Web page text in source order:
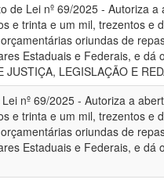
de Lei nº 69/2025 - Autoriza
e trinta e um mil, trezentos e
oriundas de
Estaduais e Federais, e dá
JUSTIÇA, LEGISLAÇÃO E
nº 69/2025 - Autoriza a
e trinta e um mil, trezentos e
oriundas de
Estaduais e Federais, e dá